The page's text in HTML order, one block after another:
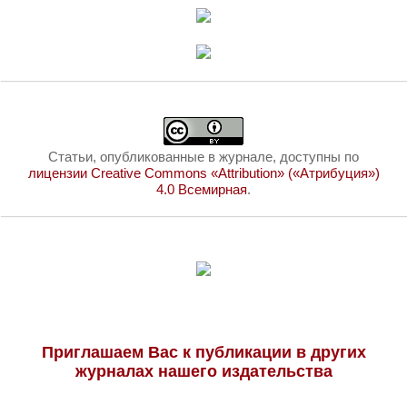
Статьи, опубликованные в журнале, доступны по
лицензии Creative Commons «Attribution» («Атрибуция»)
4.0 Всемирная.
Приглашаем Вас к публикации в других
журналах нашего издательства